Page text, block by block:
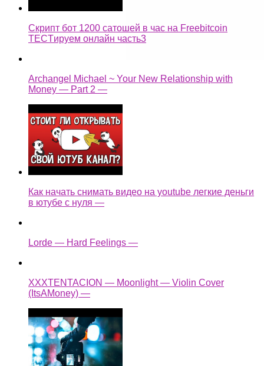
Скрипт бот 1200 сатошей в час на Freebitcoin
TECTируем онлайн часть3
Archangel Michael ~ Your New Relationship with
Money — Part 2 —
Как начать снимать видео на youtube легкие деньги
в ютубе с нуля —
Lorde — Hard Feelings —
XXXTENTACION — Moonlight — Violin Cover
(ItsAMoney) —